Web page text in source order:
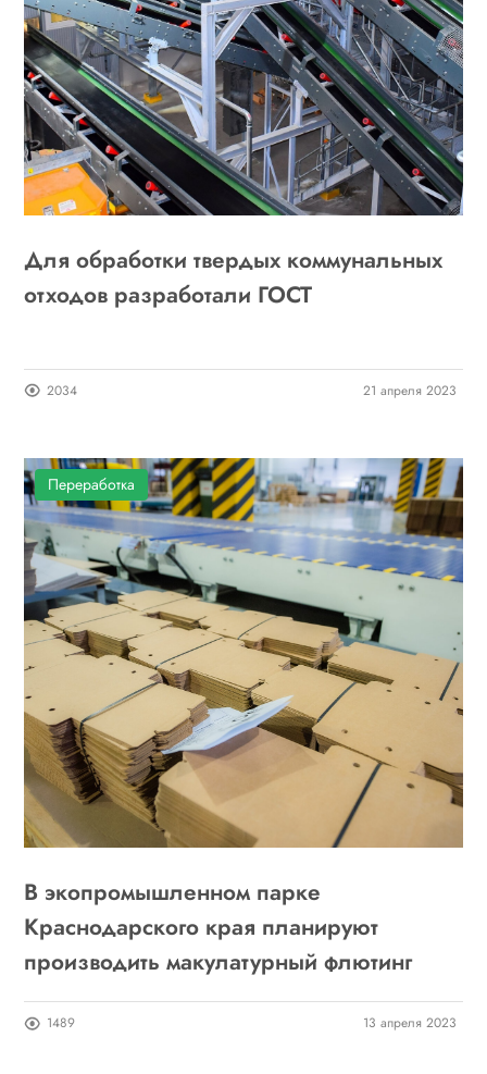
Для обработки твердых коммунальных
отходов разработали ГОСТ
2034 21 апреля 2023
Переработка
В экопромышленном парке
Краснодарского края планируют
производить макулатурный флютинг
1489 13 апреля 2023